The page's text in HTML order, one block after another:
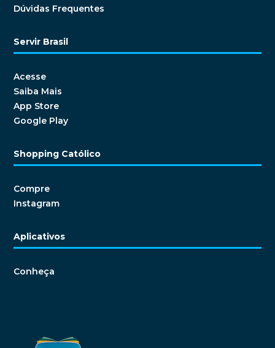
Dúvidas Frequentes
Servir Brasil
Acesse
Saiba Mais
App Store
Google Play
Shopping Católico
Compre
Instagram
Aplicativos
Conheça